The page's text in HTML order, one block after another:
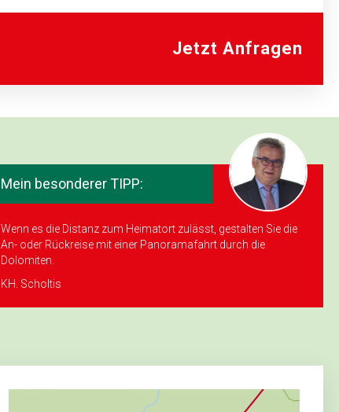
Jetzt Anfragen
Mein besonderer TIPP:
Wenn es die Distanz zum Heimatort zulässt, gestalten Sie die
An- oder Rückreise mit einer Panorama­fahrt durch die
Dolomiten.
KH. Scholtis